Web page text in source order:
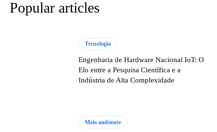
Popular articles
Tecnologia
Engenharia de Hardware Nacional IoT: O
Elo entre a Pesquisa Científica e a
Indústria de Alta Complexidade
Meio ambiente